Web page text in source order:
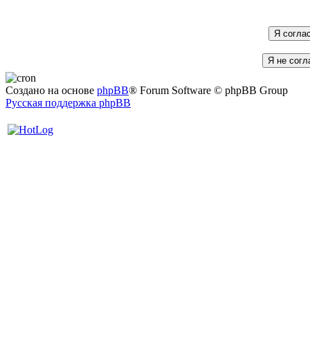
Создано на основе phpBB® Forum Software © phpBB Group
Русская поддержка phpBB